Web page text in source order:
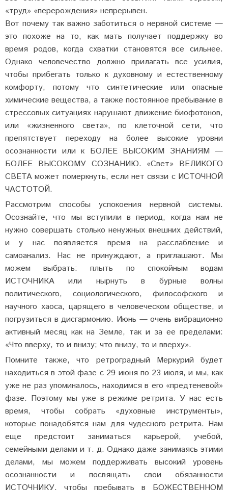
«труд» «перерождения» непрерывен.
Вот почему так важно заботиться о нервной системе —
это похоже на то, как мать получает поддержку во
время родов, когда схватки становятся все сильнее.
Однако человечество должно прилагать все усилия,
чтобы прибегать только к духовному и естественному
комфорту, потому что синтетические или опасные
химические вещества, а также постоянное пребывание в
стрессовых ситуациях нарушают движение биофотонов,
или «жизненного света», по клеточной сети, что
препятствует переходу на более высокие уровни
осознанности или к БОЛЕЕ ВЫСОКИМ ЗНАНИЯМ —
БОЛЕЕ ВЫСОКОМУ СОЗНАНИЮ. «Свет» ВЕЛИКОГО
СВЕТА может померкнуть, если нет связи с ИСТОЧНОЙ
ЧАСТОТОЙ.
Рассмотрим способы успокоения нервной системы.
Осознайте, что мы вступили в период, когда нам не
нужно совершать столько ненужных внешних действий,
и у нас появляется время на расслабление и
самоанализ. Нас не принуждают, а приглашают. Мы
можем выбрать: плыть по спокойным водам
ИСТОЧНИКА или нырнуть в бурные волны
политического, социологического, философского и
научного хаоса, царящего в человеческом обществе, и
погрузиться в дисгармонию. Июнь — очень вибрационно
активный месяц как на Земле, так и за ее пределами:
«Что вверху, то и внизу; что внизу, то и вверху».
Помните также, что ретроградный Меркурий будет
находиться в этой фазе с 29 июня по 23 июля, и мы, как
уже не раз упоминалось, находимся в его «предтеневой»
фазе. Поэтому мы уже в режиме ретрита. У нас есть
время, чтобы собрать «духовные инструменты»,
которые понадобятся нам для чудесного ретрита. Нам
еще предстоит заниматься карьерой, учебой,
семейными делами и т. д. Однако даже занимаясь этими
делами, мы можем поддерживать высокий уровень
осознанности и посвящать свои обязанности
ИСТОЧНИКУ, чтобы пребывать в БОЖЕСТВЕННОМ